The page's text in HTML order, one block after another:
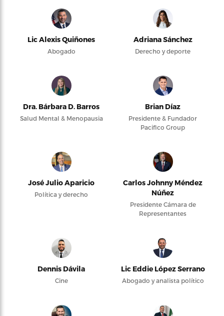
Lic Alexis Quiñones
Abogado
Adriana Sánchez
Derecho y deporte
Dra. Bárbara D. Barros
Salud Mental & Menopausia
Brian Díaz
Presidente & Fundador
Pacifico Group
José Julio Aparicio
Política y derecho
Carlos Johnny Méndez
Núñez
Presidente Cámara de
Representantes
Dennis Dávila
Cine
Lic Eddie López Serrano
Abogado y analista político